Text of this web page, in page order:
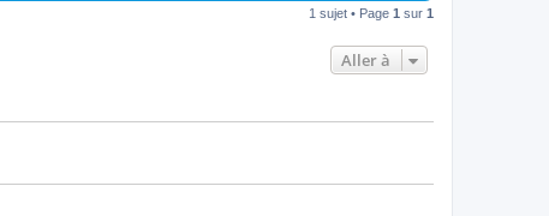
1 sujet • Page 1 sur 1
Aller à